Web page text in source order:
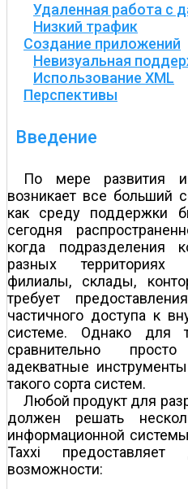
Удаленная работа с
Низкий трафик
Создание приложений
Невизуальная
Использование XML
Перспективы
Введение
По мере развития
возникает все больший
как среду поддержки
сегодня
когда подразделения
разных территориях
филиалы, склады,
требует
частичного доступа к
системе. Однако для
сравнительно
адекватные
такого сорта систем.
Любой продукт для
должен решать
информационной
Taxxi
возможности: